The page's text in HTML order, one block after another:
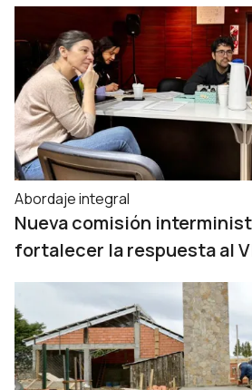
Abordaje integral
Nueva comisión
fortalecer la respuesta al